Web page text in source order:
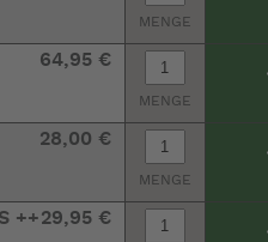
MENGE
64,95 €
MENGE
28,00 €
MENGE
++29,95 €